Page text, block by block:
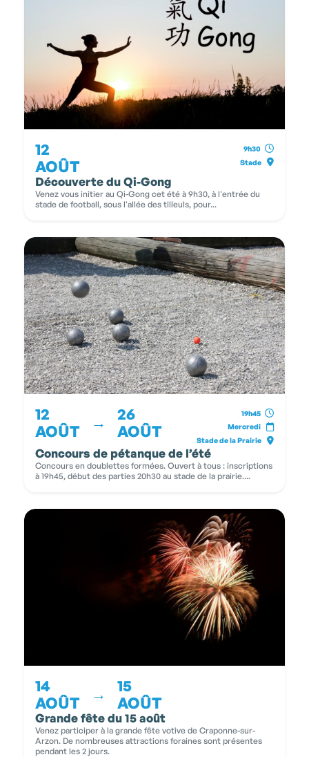
12
AOÛT
9h30
Stade
Découverte du Qi-Gong
Venez vous initier au Qi-Gong cet été à 9h30, à l'entrée du
stade de football, sous l'allée des tilleuls, pour...
12
AOÛT
→
26
AOÛT
19h45
Mercredi
Stade de la Prairie
Concours de pétanque de l’été
Concours en doublettes formées. Ouvert à tous : inscriptions
à 19h45, début des parties 20h30 au stade de la prairie....
14
AOÛT
→
15
AOÛT
Grande fête du 15 août
Venez participer à la grande fête votive de Craponne-sur-
Arzon. De nombreuses attractions foraines sont présentes
pendant les 2 jours.